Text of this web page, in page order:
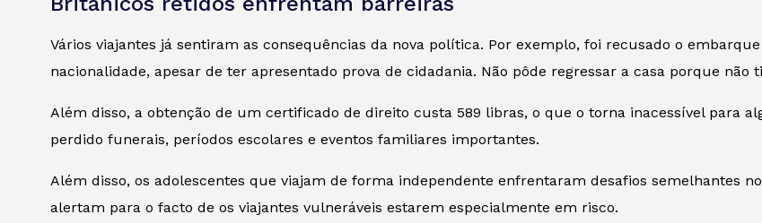
Vários viajantes já sentiram as consequências da nova política. Por exemplo, foi recusado o
nacionalidade, apesar de ter apresentado prova de cidadania. Não pôde regressar a casa porque
Além disso, a obtenção de um certificado de direito custa 589 libras, o que o torna inacessível para
perdido funerais, períodos escolares e eventos familiares importantes.
Além disso, os adolescentes que viajam de forma independente enfrentaram desafios semelhantes
alertam para o facto de os viajantes vulneráveis estarem especialmente em risco.